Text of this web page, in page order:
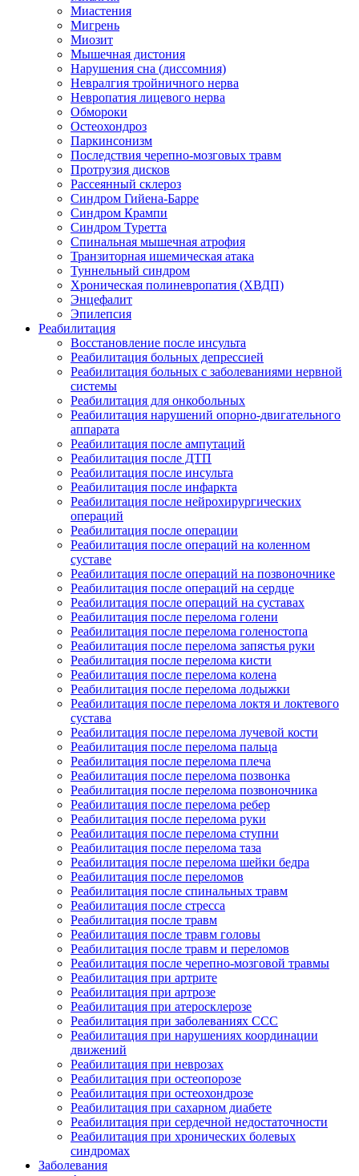
Миастения
Мигрень
Миозит
Мышечная дистония
Нарушения сна (диссомния)
Невралгия тройничного нерва
Невропатия лицевого нерва
Обмороки
Остеохондроз
Паркинсонизм
Последствия черепно-мозговых травм
Протрузия дисков
Рассеянный склероз
Синдром Гийена-Барре
Синдром Крампи
Синдром Туретта
Спинальная мышечная атрофия
Транзиторная ишемическая атака
Туннельный синдром
Хроническая полиневропатия (ХВДП)
Энцефалит
Эпилепсия
Реабилитация
Восстановление после инсульта
Реабилитация больных депрессией
Реабилитация больных с заболеваниями нервной
системы
Реабилитация для онкобольных
Реабилитация нарушений опорно-двигательного
аппарата
Реабилитация после ампутаций
Реабилитация после ДТП
Реабилитация после инсульта
Реабилитация после инфаркта
Реабилитация после нейрохирургических
операций
Реабилитация после операции
Реабилитация после операций на коленном
суставе
Реабилитация после операций на позвоночнике
Реабилитация после операций на сердце
Реабилитация после операций на суставах
Реабилитация после перелома голени
Реабилитация после перелома голеностопа
Реабилитация после перелома запястья руки
Реабилитация после перелома кисти
Реабилитация после перелома колена
Реабилитация после перелома лодыжки
Реабилитация после перелома локтя и локтевого
сустава
Реабилитация после перелома лучевой кости
Реабилитация после перелома пальца
Реабилитация после перелома плеча
Реабилитация после перелома позвонка
Реабилитация после перелома позвоночника
Реабилитация после перелома ребер
Реабилитация после перелома руки
Реабилитация после перелома ступни
Реабилитация после перелома таза
Реабилитация после перелома шейки бедра
Реабилитация после переломов
Реабилитация после спинальных травм
Реабилитация после стресса
Реабилитация после травм
Реабилитация после травм головы
Реабилитация после травм и переломов
Реабилитация после черепно-мозговой травмы
Реабилитация при артрите
Реабилитация при артрозе
Реабилитация при атеросклерозе
Реабилитация при заболеваниях ССС
Реабилитация при нарушениях координации
движений
Реабилитация при неврозах
Реабилитация при остеопорозе
Реабилитация при остеохондрозе
Реабилитация при сахарном диабете
Реабилитация при сердечной недостаточности
Реабилитация при хронических болевых
синдромах
Заболевания